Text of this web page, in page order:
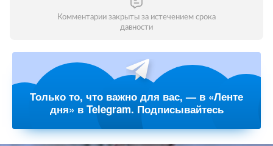
Комментарии закрыты за истечением срока
давности
Только то, что важно для вас, — в «Ленте
дня» в Telegram. Подписывайтесь